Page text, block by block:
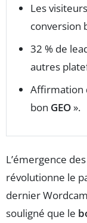
Les
conversion
32 % de
autres
Affirmation
bon GEO».
L’émergence
révolutionne le
dernier
souligné que le